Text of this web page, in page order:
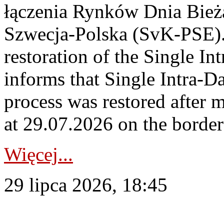
łączenia Rynków Dnia
Szwecja-Polska (SvK-
restoration of the Single
informs that Single Intra-
process was restored after
at 29.07.2026 on the
Więcej...
29 lipca 2026, 18:45